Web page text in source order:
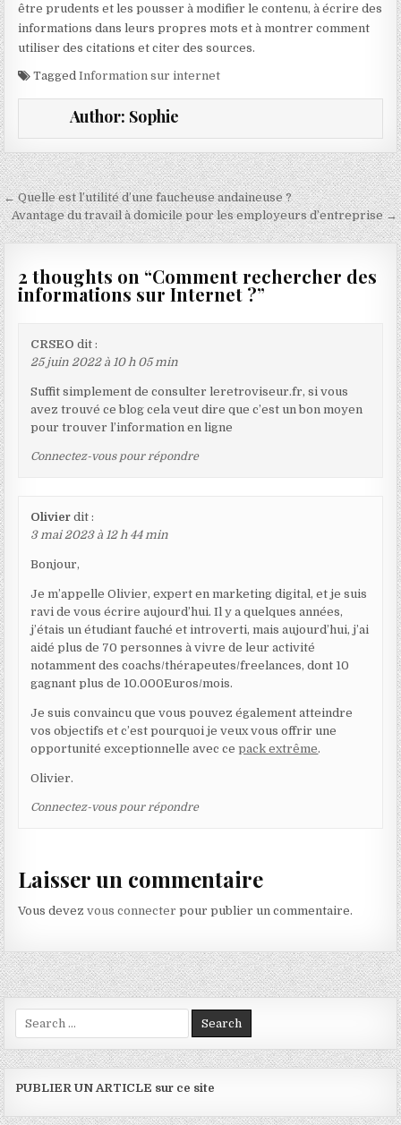
être prudents et les pousser à modifier le contenu, à écrire des
informations dans leurs propres mots et à montrer comment
utiliser des citations et citer des sources.
TaggedInformation sur internet
Author: Sophie
Navigation de l’article
← Quelle est l’utilité d’une faucheuse andaineuse ?
Avantage du travail à domicile pour les employeurs d’entreprise →
2 thoughts on “Comment rechercher des
informations sur Internet ?”
CRSEO dit :
25 juin 2022 à 10 h 05 min
Suffit simplement de consulter leretroviseur.fr, si vous
avez trouvé ce blog cela veut dire que c’est un bon moyen
pour trouver l’information en ligne
Connectez-vous pour répondre
Olivier dit :
3 mai 2023 à 12 h 44 min
Bonjour,
Je m’appelle Olivier, expert en marketing digital, et je suis
ravi de vous écrire aujourd’hui. Il y a quelques années,
j’étais un étudiant fauché et introverti, mais aujourd’hui, j’ai
aidé plus de 70 personnes à vivre de leur activité
notamment des coachs/thérapeutes/freelances, dont 10
gagnant plus de 10.000Euros/mois.
Je suis convaincu que vous pouvez également atteindre
vos objectifs et c’est pourquoi je veux vous offrir une
opportunité exceptionnelle avec cepack extrême.
Olivier.
Connectez-vous pour répondre
Laisser un commentaire
Vous devezvous connecter pour publier un commentaire.
Search for:
PUBLIER UN ARTICLE sur ce site